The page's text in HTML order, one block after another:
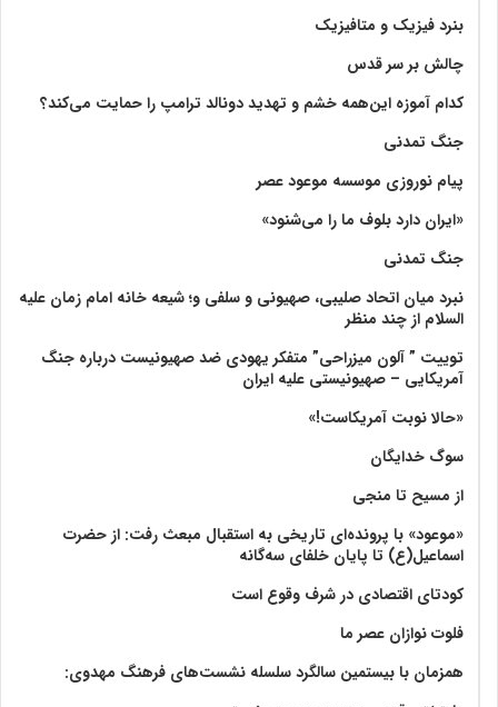
بنرد فیزیک و متافیزیک
چالش بر سر قدس
کدام آموزه این‌همه خشم و تهدید دونالد ترامپ را حمایت می‌کند؟
جنگ تمدنی
پیام نوروزی موسسه موعود عصر
«ایران دارد بلوف ما را می‌شنود»
جنگ تمدنی
نبرد میان اتحاد صلیبی، صهیونی و سلفی و؛ شیعه خانه امام زمان علیه
السلام از چند منظر
توییت ” آلون میزراحی” متفکر یهودی ضد صهیونیست درباره جنگ
آمریکایی – صهیونیستی علیه ایران
«حالا نوبت آمریکاست!»
سوگ خدایگان
از مسیح تا منجی
«موعود» با پرونده‌ای تاریخی به استقبال مبعث رفت: از حضرت
اسماعیل(ع) تا پایان خلفای سه‌گانه
کودتای اقتصادی در شرف وقوع است
فلوت نوازان عصر ما
همزمان با بیستمین سالگرد سلسله نشست‌های فرهنگ مهدوی:‌